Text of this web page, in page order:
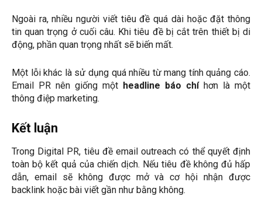
Ngoài ra, nhiều người viết tiêu đề quá dài hoặc đặt thông
tin quan trọng ở cuối câu. Khi tiêu đề bị cắt trên thiết bị di
động, phần quan trọng nhất sẽ biến mất.
Một lỗi khác là sử dụng quá nhiều từ mang tính quảng cáo.
Email PR nên giống một headline báo chíhơn là một
thông điệp marketing.
Kết luận
Trong Digital PR, tiêu đề email outreach có thể quyết định
toàn bộ kết quả của chiến dịch. Nếu tiêu đề không đủ hấp
dẫn, email sẽ không được mở và cơ hội nhận được
backlink hoặc bài viết gần như bằng không.